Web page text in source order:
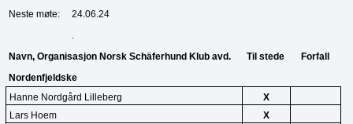
Neste møte:
24.06.24
.
Navn, Organisasjon Norsk Schäferhund Klub avd.
Nordenfjeldske
Til stede Forfall
Hanne Nordgård Lilleberg
X
Lars Hoem
X